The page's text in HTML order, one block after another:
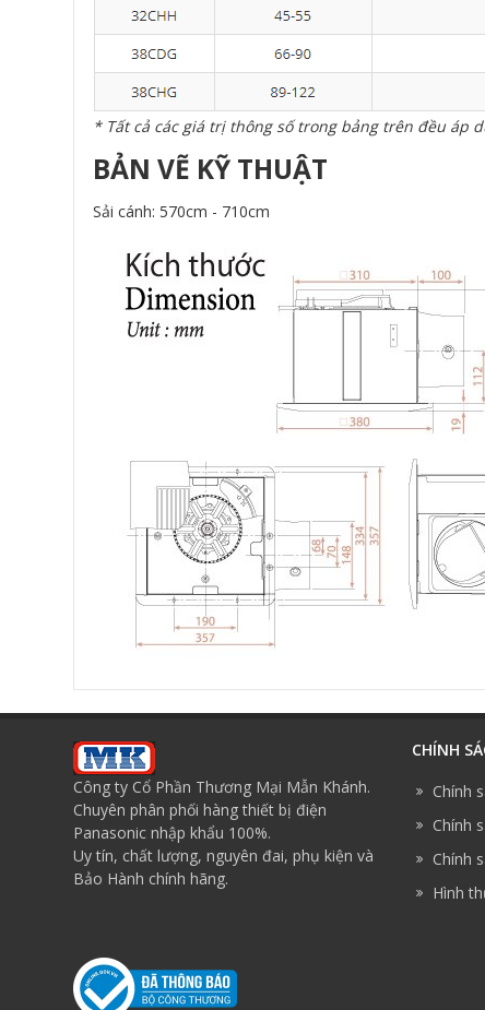
* Tất cả các giá trị thông số trong bảng trên đều áp
BẢN VẼ KỸ THUẬT
Sải cánh: 570cm - 710cm
Công ty Cổ Phần Thương Mại Mẫn Khánh.
Chuyên phân phối hàng thiết bị điện
Panasonic nhập khẩu 100%.
Uy tín, chất lượng, nguyên đai, phụ kiện và
Bảo Hành chính hãng.
CHÍNH
Chính
Chính
Chính
Hình